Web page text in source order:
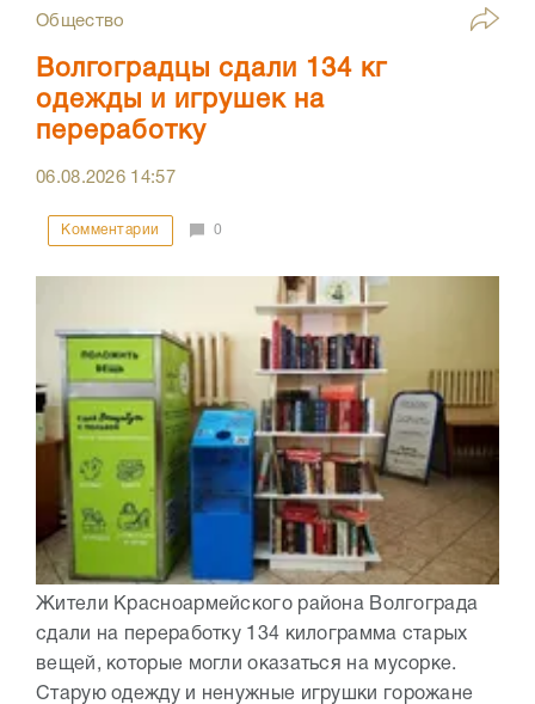
Общество
Волгоградцы сдали 134 кг
одежды и игрушек на
переработку
06.08.2026 14:57
Комментарии 0
Жители Красноармейского района Волгограда
сдали на переработку 134 килограмма старых
вещей, которые могли оказаться на мусорке.
Старую одежду и ненужные игрушки горожане